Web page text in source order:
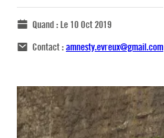
Quand :Le 10 Oct 2019
Contact :amnesty.evreux@gmail.com